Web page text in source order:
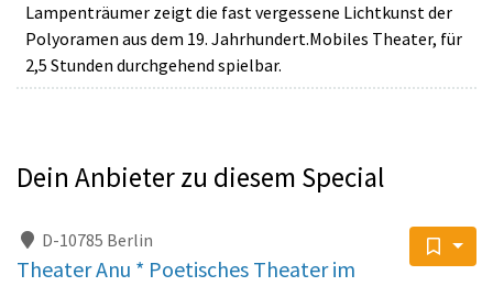
Lampenträumer zeigt die fast vergessene Lichtkunst der
Polyoramen aus dem 19. Jahrhundert.Mobiles Theater, für
2,5 Stunden durchgehend spielbar.
Dein Anbieter zu diesem Special
D-10785 Berlin
Theater Anu * Poetisches Theater im